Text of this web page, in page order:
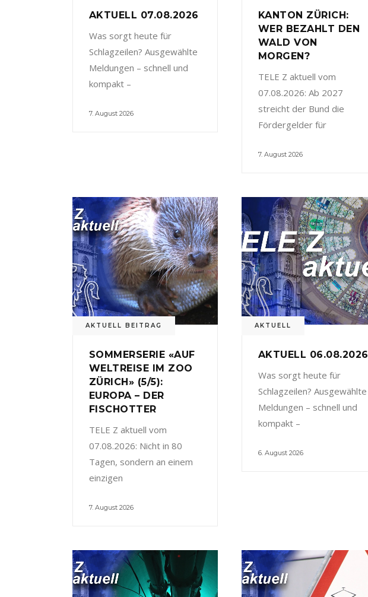
AKTUELL 07.08.2026
Was sorgt heute für
Schlagzeilen? Ausgewählte
Meldungen – schnell und
kompakt –
7. August 2026
KANTON ZÜRICH:
WER BEZAHLT DEN
WALD VON
MORGEN?
TELE Z aktuell vom
07.08.2026: Ab 2027
streicht der Bund die
Fördergelder für
7. August 2026
AKTUELL BEITRAG
SOMMERSERIE «AUF
WELTREISE IM ZOO
ZÜRICH» (5/5):
EUROPA – DER
FISCHOTTER
TELE Z aktuell vom
07.08.2026: Nicht in 80
Tagen, sondern an einem
einzigen
7. August 2026
AKTUELL
AKTUELL 06.08.2026
Was sorgt heute für
Schlagzeilen? Ausgewählte
Meldungen – schnell und
kompakt –
6. August 2026